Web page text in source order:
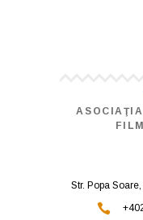
Str. Popa